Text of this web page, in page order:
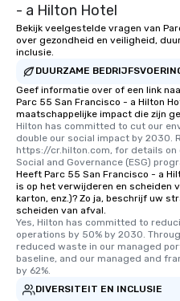
- a Hilton Hotel
Bekijk veelgestelde vragen van
over gezondheid en veiligheid,
inclusie.
DUURZAME
Geef informatie over of een link
Parc 55 San Francisco - a Hilton
maatschappelijke impact die zijn
Hilton has committed to cut our
double our social impact by 2030.
https://cr.hilton.com, for details on
Social and Governance (ESG)
Heeft Parc 55 San Francisco - a
is op het verwijderen en scheiden
karton, enz.)? Zo ja, beschrijf uw
scheiden van afval.
Yes, Hilton has committed to
operations by 50% by 2030.
reduced waste in our managed
baseline, and our managed and
by 62%.
DIVERSITEIT EN INCLUSIE